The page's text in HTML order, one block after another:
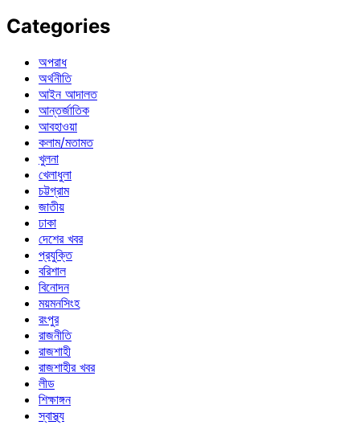
Categories
অপরাধ
অর্থনীতি
আইন আদালত
আন্তর্জাতিক
আবহাওয়া
কলাম/মতামত
খুলনা
খেলাধুলা
চট্টগ্রাম
জাতীয়
ঢাকা
দেশের খবর
প্রযুক্তি
বরিশাল
বিনোদন
ময়মনসিংহ
রংপুর
রাজনীতি
রাজশাহী
রাজশাহীর খবর
লীড
শিক্ষাঙ্গন
স্বাস্থ্য